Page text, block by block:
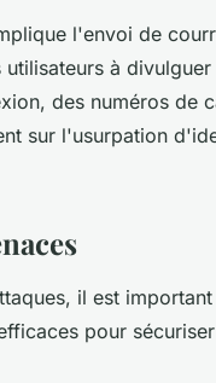
l'envoi de
à divulguer
des numéros de
sur l'usurpation
il est
pour